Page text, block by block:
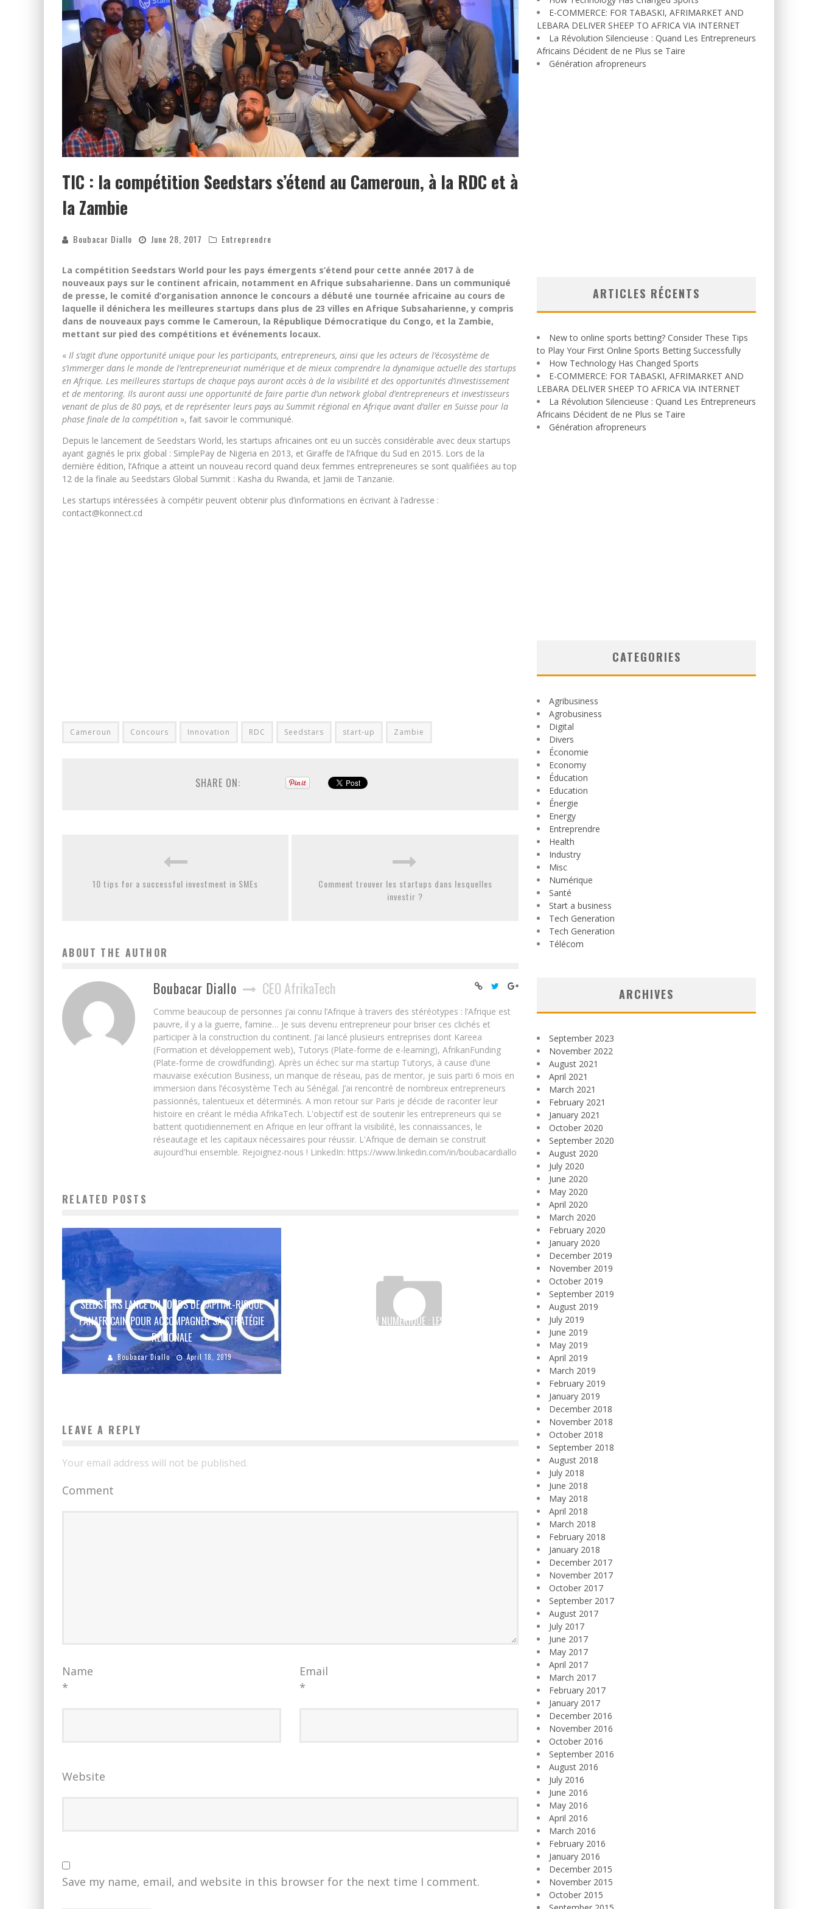
TIC : la compétition Seedstars s’étend au Cameroun, à la RDC et à
la Zambie
Boubacar Diallo June 28, 2017 Entreprendre
La compétition Seedstars World pour les pays émergents s’étend pour cette année 2017 à de
nouveaux pays sur le continent africain, notamment en Afrique subsaharienne. Dans un communiqué
de presse, le comité d’organisation annonce le concours a débuté une tournée africaine au cours de
laquelle il dénichera les meilleures startups dans plus de 23 villes en Afrique Subsaharienne, y compris
dans de nouveaux pays comme le Cameroun, la République Démocratique du Congo, et la Zambie,
mettant sur pied des compétitions et événements locaux.
« Il s’agit d’une opportunité unique pour les participants, entrepreneurs, ainsi que les acteurs de l’écosystème de
s’immerger dans le monde de l’entrepreneuriat numérique et de mieux comprendre la dynamique actuelle des startups
en Afrique. Les meilleures startups de chaque pays auront accès à de la visibilité et des opportunités d’investissement
et de mentoring. Ils auront aussi une opportunité de faire partie d’un network global d’entrepreneurs et investisseurs
venant de plus de 80 pays, et de représenter leurs pays au Summit régional en Afrique avant d’aller en Suisse pour la
phase finale de la compétition », fait savoir le communiqué.
Depuis le lancement de Seedstars World, les startups africaines ont eu un succès considérable avec deux startups
ayant gagnés le prix global : SimplePay de Nigeria en 2013, et Giraffe de l’Afrique du Sud en 2015. Lors de la
dernière édition, l’Afrique a atteint un nouveau record quand deux femmes entrepreneures se sont qualifiées au top
12 de la finale au Seedstars Global Summit : Kasha du Rwanda, et Jamii de Tanzanie.
Les startups intéressées à compétir peuvent obtenir plus d’informations en écrivant à l’adresse :
contact@konnect.cd
Cameroun Concours Innovation RDC Seedstars start-up Zambie
SHARE ON:
10 tips for a successful investment in SMEs
Comment trouver les startups dans lesquelles
investir ?
ABOUT THE AUTHOR
Boubacar Diallo CEO AfrikaTech
Comme beaucoup de personnes j’ai connu l’Afrique à travers des stéréotypes : l’Afrique est
pauvre, il y a la guerre, famine… Je suis devenu entrepreneur pour briser ces clichés et
participer à la construction du continent. J’ai lancé plusieurs entreprises dont Kareea
(Formation et développement web), Tutorys (Plate-forme de e-learning), AfrikanFunding
(Plate-forme de crowdfunding). Après un échec sur ma startup Tutorys, à cause d’une
mauvaise exécution Business, un manque de réseau, pas de mentor, je suis parti 6 mois en
immersion dans l’écosystème Tech au Sénégal. J’ai rencontré de nombreux entrepreneurs
passionnés, talentueux et déterminés. A mon retour sur Paris je décide de raconter leur
histoire en créant le média AfrikaTech. L'objectif est de soutenir les entrepreneurs qui se
battent quotidiennement en Afrique en leur offrant la visibilité, les connaissances, le
réseautage et les capitaux nécessaires pour réussir. L'Afrique de demain se construit
aujourd'hui ensemble. Rejoignez-nous ! LinkedIn: https://www.linkedin.com/in/boubacardiallo
RELATED POSTS
SEEDSTARS LANCE UN FONDS DE CAPITAL-RISQUE
PANAFRICAIN POUR ACCOMPAGNER SA STRATÉGIE
RÉGIONALE
Boubacar Diallo April 18, 2019
TRANSFORMATION NUMÉRIQUE : LES 10 LAURÉATS DU
LEAVE A REPLY
Your email address will not be published.
Comment
Name
*
Email
*
Website
Save my name, email, and website in this browser for the next time I comment.
E-COMMERCE: FOR TABASKI, AFRIMARKET AND
LEBARA DELIVER SHEEP TO AFRICA VIA INTERNET
La Révolution Silencieuse : Quand Les Entrepreneurs
Africains Décident de ne Plus se Taire
Génération afropreneurs
ARTICLES RÉCENTS
New to online sports betting? Consider These Tips
to Play Your First Online Sports Betting Successfully
How Technology Has Changed Sports
E-COMMERCE: FOR TABASKI, AFRIMARKET AND
LEBARA DELIVER SHEEP TO AFRICA VIA INTERNET
La Révolution Silencieuse : Quand Les Entrepreneurs
Africains Décident de ne Plus se Taire
Génération afropreneurs
CATEGORIES
Agribusiness
Agrobusiness
Digital
Divers
Économie
Economy
Éducation
Education
Énergie
Energy
Entreprendre
Health
Industry
Misc
Numérique
Santé
Start a business
Tech Generation
Tech Generation
Télécom
ARCHIVES
September 2023
November 2022
August 2021
April 2021
March 2021
February 2021
January 2021
October 2020
September 2020
August 2020
July 2020
June 2020
May 2020
April 2020
March 2020
February 2020
January 2020
December 2019
November 2019
October 2019
September 2019
August 2019
July 2019
June 2019
May 2019
April 2019
March 2019
February 2019
January 2019
December 2018
November 2018
October 2018
September 2018
August 2018
July 2018
June 2018
May 2018
April 2018
March 2018
February 2018
January 2018
December 2017
November 2017
October 2017
September 2017
August 2017
July 2017
June 2017
May 2017
April 2017
March 2017
February 2017
January 2017
December 2016
November 2016
October 2016
September 2016
August 2016
July 2016
June 2016
May 2016
April 2016
March 2016
February 2016
January 2016
December 2015
November 2015
October 2015